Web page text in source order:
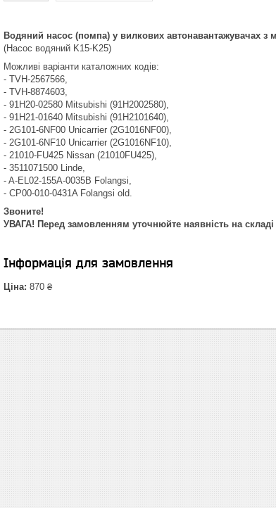
Водяний насос (помпа) у вилкових автонавантажувачах з
(Насос водяний K15-K25)
Можливі варіанти каталожних кодів:
- TVH-2567566,
- TVH-8874603,
- 91H20-02580 Mitsubishi (91H2002580),
- 91H21-01640 Mitsubishi (91H2101640),
- 2G101-6NF00 Unicarrier (2G1016NF00),
- 2G101-6NF10 Unicarrier (2G1016NF10),
- 21010-FU425 Nissan (21010FU425),
- 3511071500 Linde,
- A-EL02-155A-0035B Folangsi,
- CP00-010-0431A Folangsi old.
Звоните!
УВАГА! Перед замовленням уточнюйте наявність на складі
Інформація для замовлення
Ціна: 870 ₴